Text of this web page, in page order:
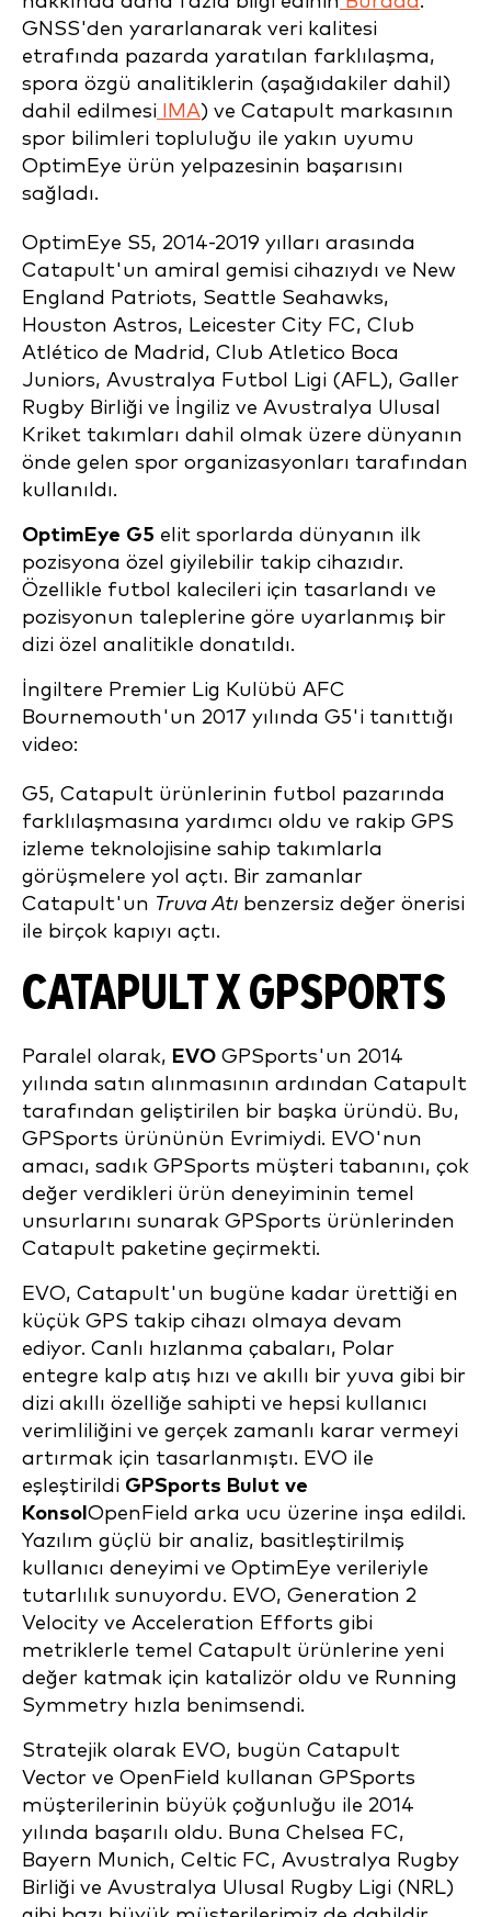
GNSS'den yararlanarak veri kalitesi
etrafında pazarda yaratılan farklılaşma,
spora özgü analitiklerin (aşağıdakiler dahil)
dahil edilmesi
IMA) ve Catapult markasının
spor bilimleri topluluğu ile yakın uyumu
OptimEye ürün yelpazesinin başarısını
sağladı.
OptimEye S5, 2014-2019 yılları arasında
Catapult'un amiral gemisi cihazıydı ve New
England Patriots, Seattle Seahawks,
Houston Astros, Leicester City FC, Club
Atlético de Madrid, Club Atletico Boca
Juniors, Avustralya Futbol Ligi (AFL), Galler
Rugby Birliği ve İngiliz ve Avustralya Ulusal
Kriket takımları dahil olmak üzere dünyanın
önde gelen spor organizasyonları tarafından
kullanıldı.
OptimEye G5 elit sporlarda dünyanın ilk
pozisyona özel giyilebilir takip cihazıdır.
Özellikle futbol kalecileri için tasarlandı ve
pozisyonun taleplerine göre uyarlanmış bir
dizi özel analitikle donatıldı.
İngiltere Premier Lig Kulübü AFC
Bournemouth'un 2017 yılında G5'i tanıttığı
video:
G5, Catapult ürünlerinin futbol pazarında
farklılaşmasına yardımcı oldu ve rakip GPS
izleme teknolojisine sahip takımlarla
görüşmelere yol açtı. Bir zamanlar
Catapult'un Truva Atı benzersiz değer önerisi
ile birçok kapıyı açtı.
CATAPULT X GPSPORTS
Paralel olarak, EVO GPSports'un 2014
yılında satın alınmasının ardından Catapult
tarafından geliştirilen bir başka üründü. Bu,
GPSports ürününün Evrimiydi. EVO'nun
amacı, sadık GPSports müşteri tabanını, çok
değer verdikleri ürün deneyiminin temel
unsurlarını sunarak GPSports ürünlerinden
Catapult paketine geçirmekti.
EVO, Catapult'un bugüne kadar ürettiği en
küçük GPS takip cihazı olmaya devam
ediyor. Canlı hızlanma çabaları, Polar
entegre kalp atış hızı ve akıllı bir yuva gibi bir
dizi akıllı özelliğe sahipti ve hepsi kullanıcı
verimliliğini ve gerçek zamanlı karar vermeyi
artırmak için tasarlanmıştı. EVO ile
eşleştirildi GPSports Bulut ve
Konsol OpenField arka ucu üzerine inşa edildi.
Yazılım güçlü bir analiz, basitleştirilmiş
kullanıcı deneyimi ve OptimEye verileriyle
tutarlılık sunuyordu. EVO, Generation 2
Velocity ve Acceleration Efforts gibi
metriklerle temel Catapult ürünlerine yeni
değer katmak için katalizör oldu ve Running
Symmetry hızla benimsendi.
Stratejik olarak EVO, bugün Catapult
Vector ve OpenField kullanan GPSports
müşterilerinin büyük çoğunluğu ile 2014
yılında başarılı oldu. Buna Chelsea FC,
Bayern Munich, Celtic FC, Avustralya Rugby
Birliği ve Avustralya Ulusal Rugby Ligi (NRL)